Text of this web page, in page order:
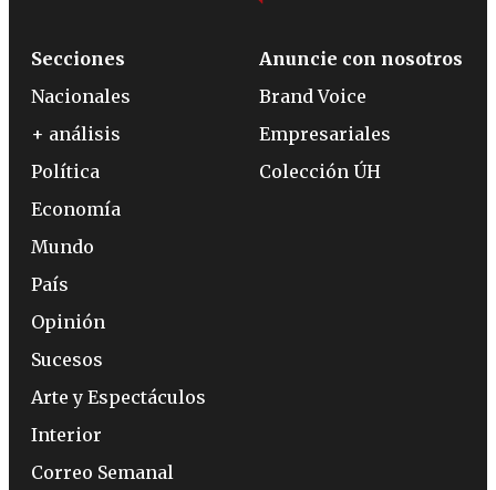
Secciones
Nacionales
+ análisis
Política
Economía
Mundo
País
Opinión
Sucesos
Arte y Espectáculos
Interior
Correo Semanal
Anuncie con nosotros
Brand Voice
Empresariales
Colección ÚH